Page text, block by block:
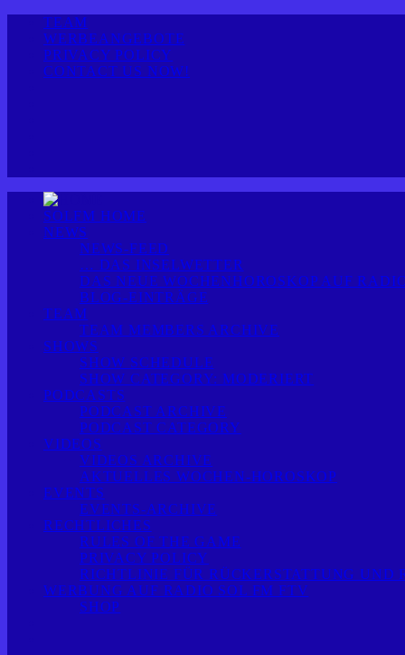
TEAM
WERBEANGEBOTE
PRIVACY POLICY
CONTACT US NOW!
SOLFM HOME
NEWS
NEWS-FEED
… DAS INSELWETTER
DAS NEUE WOCHENHOROSKOP AUF
BLOG-EINTRÄGE
TEAM
TEAM MEMBERS ARCHIVE
SHOWS
SHOW SCHEDULE
SHOW CATEGORY: MODERIERT
PODCASTS
PODCAST ARCHIVE
PODCAST CATEGORY
VIDEOS
VIDEOS ARCHIVE
AKTUELLES WOCHEN-HOROSKOP
EVENTS
EVENTS-ARCHIVE
RECHTLICHES
RULES OF THE GAME
PRIVACY POLICY
RICHTLINIE FÜR RÜCKERSTATTUNG UND
WERBUNG AUF RADIO SOL FM FTV
SHOP